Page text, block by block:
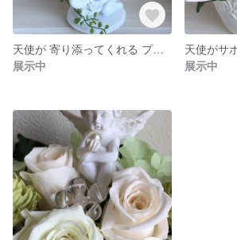
天使が 寄り添ってくれる プリザーブドフラワー
展示中
展示中